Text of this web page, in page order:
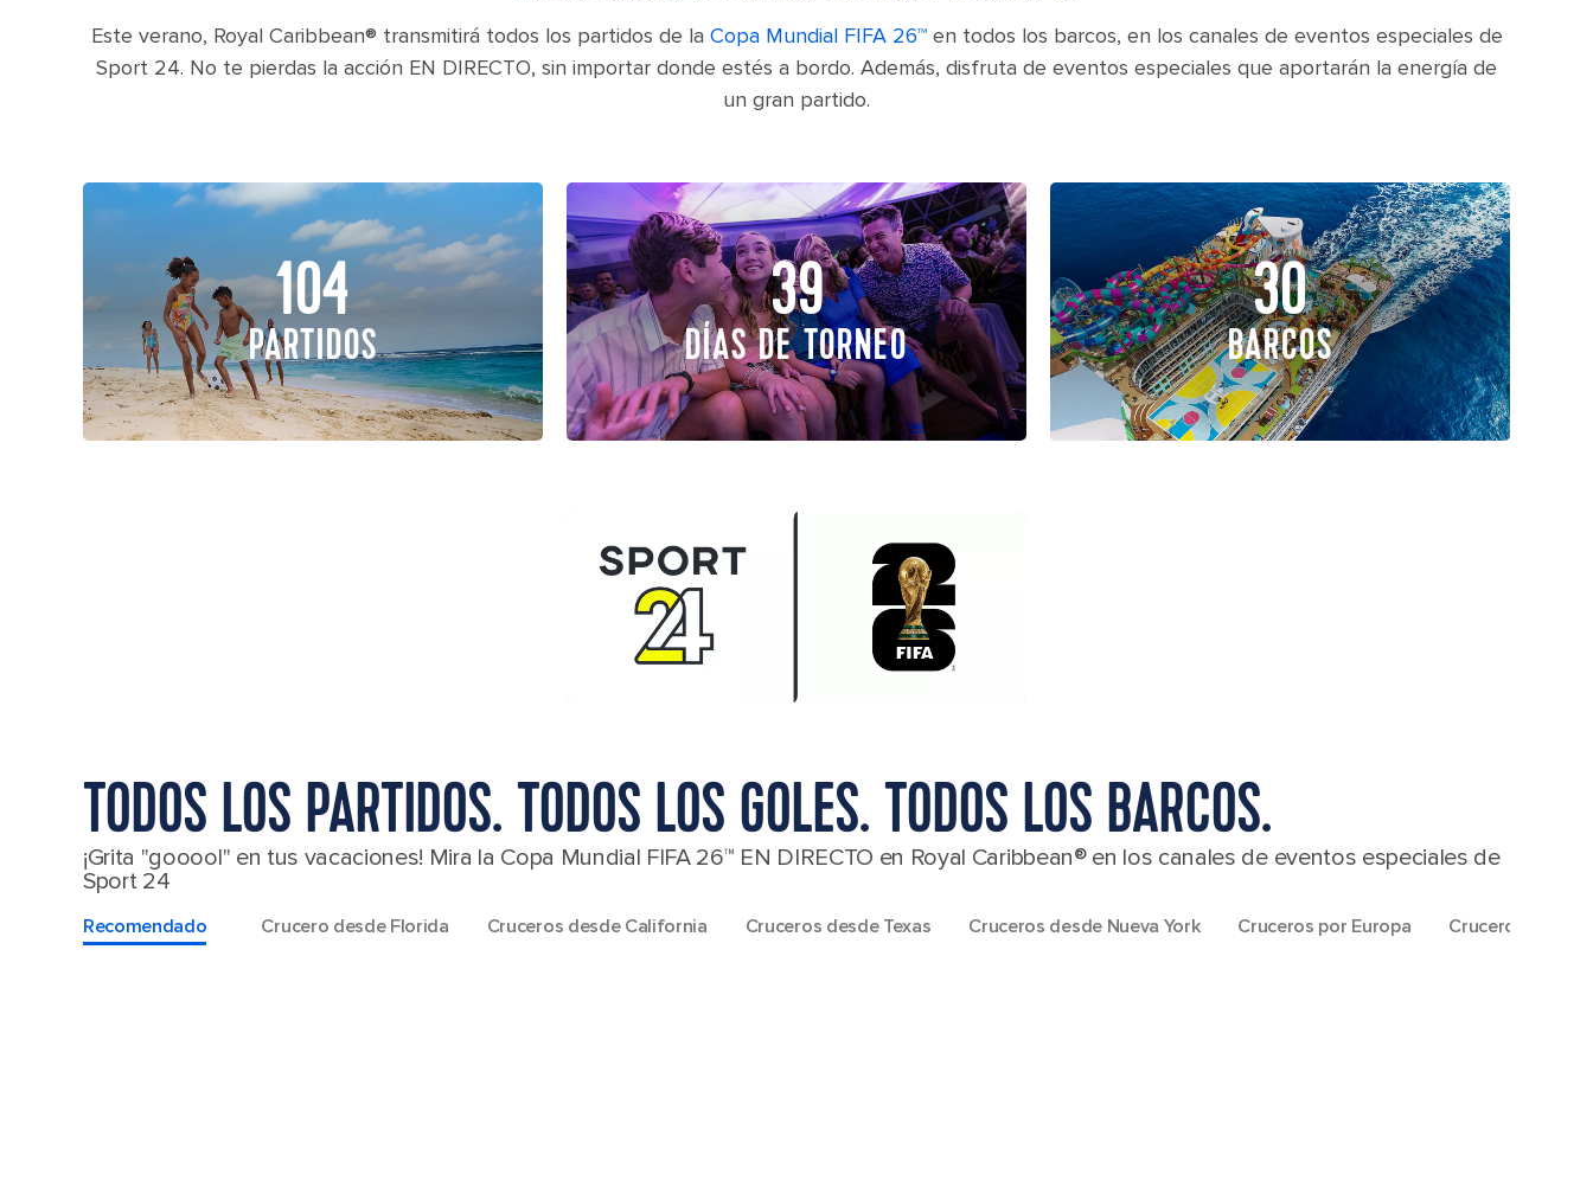
Este verano, Royal Caribbean® transmitirá todos los partidos de la Copa Mundial FIFA 26™ en todos los barcos, en los canales de eventos especiales de
Sport 24. No te pierdas la acción EN DIRECTO, sin importar donde estés a bordo. Además, disfruta de eventos especiales que aportarán la energía de
un gran partido.
104
PARTIDOS
39
DÍAS DE TORNEO
30
BARCOS
TODOS LOS PARTIDOS. TODOS LOS GOLES. TODOS LOS BARCOS.
¡Grita "gooool" en tus vacaciones! Mira la Copa Mundial FIFA 26™ EN DIRECTO en Royal Caribbean® en los canales de eventos especiales de
Sport 24
Recomendado Crucero desde Florida Cruceros desde California Cruceros desde Texas Cruceros desde Nueva York Cruceros por Europa Cruceros por